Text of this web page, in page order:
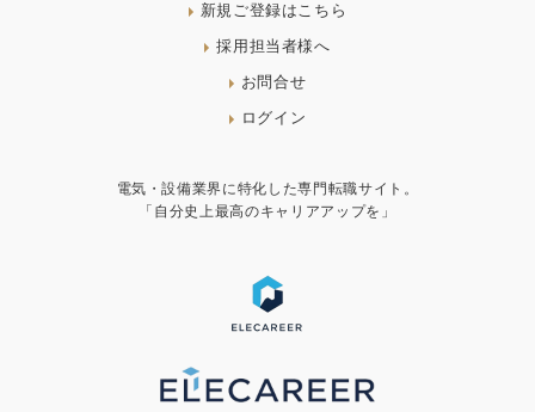
新規ご登録はこちら
採用担当者様へ
お問合せ
ログイン
電気・設備業界に特化した専門転職サイト。
「自分史上最高のキャリアアップを」